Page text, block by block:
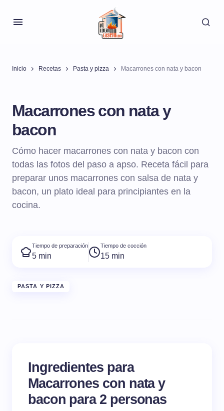
Inicio Recetas Pasta y pizza Macarrones con nata y bacon
Macarrones con nata y
bacon
Cómo hacer macarrones con nata y bacon con
todas las fotos del paso a apso. Receta fácil para
preparar unos macarrones con salsa de nata y
bacon, un plato ideal para principiantes en la
cocina.
Tiempo de preparación
5 min
Tiempo de cocción
15 min
PASTA Y PIZZA
Ingredientes para
Macarrones con nata y
bacon para 2 personas